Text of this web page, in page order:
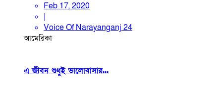
Feb 17, 2020
|
Voice Of Narayanganj 24
আমেরিকা
এ জীবন শুধুই ভালোবাসার...